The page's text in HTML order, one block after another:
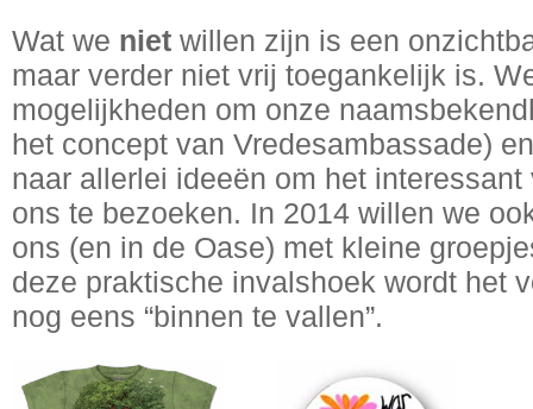
Wat we niet willen zijn is een
maar verder niet vrij toegankelijk is.
mogelijkheden om onze
het concept van Vredesambassade)
naar allerlei ideeën om het
ons te bezoeken. In 2014 willen we
ons (en in de Oase) met kleine
deze praktische invalshoek wordt het
nog eens “binnen te vallen”.